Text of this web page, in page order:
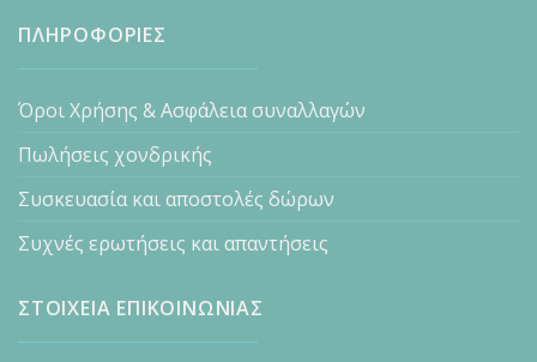
ΠΛΗΡΟΦΟΡΙΕΣ
Όροι Χρήσης & Ασφάλεια συναλλαγών
Πωλήσεις χονδρικής
Συσκευασία και αποστολές δώρων
Συχνές ερωτήσεις και απαντήσεις
ΣΤΟΙΧΕΙΑ ΕΠΙΚΟΙΝΩΝΙΑΣ